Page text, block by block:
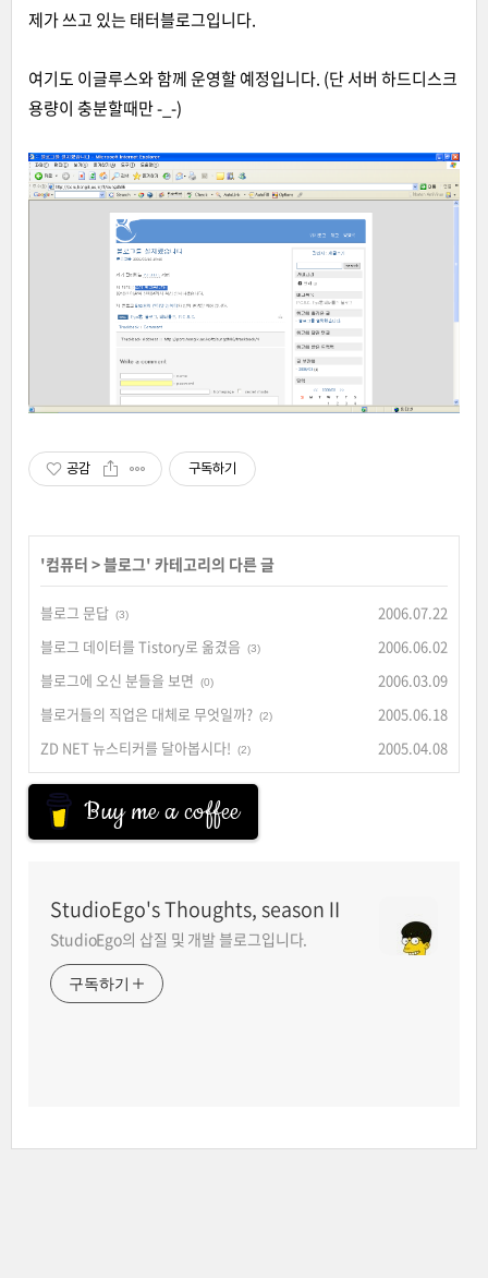
제가 쓰고 있는 태터블로그입니다.
여기도 이글루스와 함께 운영할 예정입니다. (단 서버 하드디스크
용량이 충분할때만 -_-)
공감 구독하기
'컴퓨터 >블로그' 카테고리의 다른 글
블로그 문답 (3)
2006.07.22
블로그 데이터를 Tistory로 옮겼음
(3)
2006.06.02
블로그에 오신 분들을 보면
(0)
2006.03.09
블로거들의 직업은 대체로 무엇일까? (2)
2005.06.18
ZD NET 뉴스티커를 달아봅시다!
(2) 2005.04.08
Buy me a coffee
StudioEgo's Thoughts, seasonⅡ
StudioEgo의 삽질 및 개발 블로그입니다.
구독하기